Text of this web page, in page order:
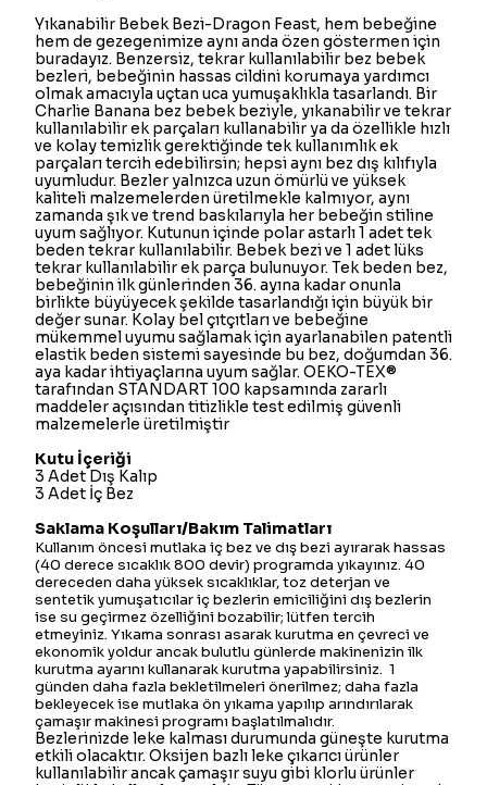
Yıkanabilir Bebek Bezi-Dragon Feast, hem bebeğine
hem de gezegenimize aynı anda özen göstermen için
buradayız. Benzersiz, tekrar kullanılabilir bez bebek
bezleri, bebeğinin hassas cildini korumaya yardımcı
olmak amacıyla uçtan uca yumuşaklıkla tasarlandı. Bir
Charlie Banana bez bebek beziyle, yıkanabilir ve tekrar
kullanılabilir ek parçaları kullanabilir ya da özellikle hızlı
ve kolay temizlik gerektiğinde tek kullanımlık ek
parçaları tercih edebilirsin; hepsi aynı bez dış kılıfıyla
uyumludur. Bezler yalnızca uzun ömürlü ve yüksek
kaliteli malzemelerden üretilmekle kalmıyor, aynı
zamanda şık ve trend baskılarıyla her bebeğin stiline
uyum sağlıyor. Kutunun içinde polar astarlı 1 adet tek
beden tekrar kullanılabilir. Bebek bezi ve 1 adet lüks
tekrar kullanılabilir ek parça bulunuyor. Tek beden bez,
bebeğinin ilk günlerinden 36. ayına kadar onunla
birlikte büyüyecek şekilde tasarlandığı için büyük bir
değer sunar. Kolay bel çıtçıtları ve bebeğine
mükemmel uyumu sağlamak için ayarlanabilen patentli
elastik beden sistemi sayesinde bu bez, doğumdan 36.
aya kadar ihtiyaçlarına uyum sağlar. OEKO-TEX®
tarafından STANDART 100 kapsamında zararlı
maddeler açısından titizlikle test edilmiş güvenli
malzemelerle üretilmiştir
Kutu İçeriği
3 Adet Dış Kalıp
3 Adet İç Bez
Saklama Koşulları/Bakım Talimatları
Kullanım öncesi mutlaka iç bez ve dış bezi ayırarak hassas
(40 derece sıcaklık 800 devir) programda yıkayınız. 40
dereceden daha yüksek sıcaklıklar, toz deterjan ve
sentetik yumuşatıcılar iç bezlerin emiciliğini dış bezlerin
ise su geçirmez özelliğini bozabilir; lütfen tercih
etmeyiniz. Yıkama sonrası asarak kurutma en çevreci ve
ekonomik yoldur ancak bulutlu günlerde makinenizin ilk
kurutma ayarını kullanarak kurutma yapabilirsiniz. 1
günden daha fazla bekletilmeleri önerilmez; daha fazla
bekleyecek ise mutlaka ön yıkama yapılıp arındırılarak
çamaşır makinesi programı başlatılmalıdır.
Bezlerinizde leke kalması durumunda güneşte kurutma
etkili olacaktır. Oksijen bazlı leke çıkarıcı ürünler
kullanılabilir ancak çamaşır suyu gibi klorlu ürünler